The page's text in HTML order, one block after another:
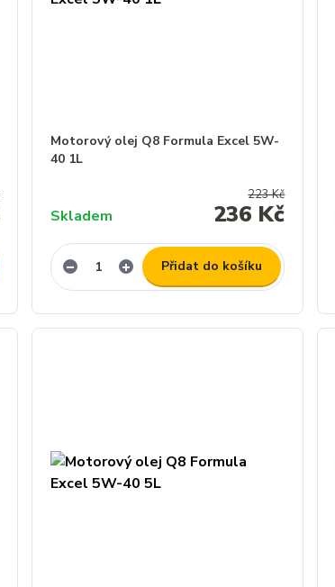
Motorový olej Q8 Formula Excel 5W-
40 1L
223 Kč
236 Kč
Skladem
Přidat do košíku